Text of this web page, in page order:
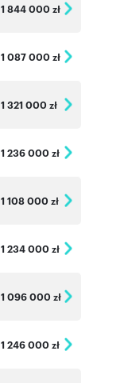
1 844 000 zł
1 087 000 zł
1 321 000 zł
1 236 000 zł
1 108 000 zł
1 234 000 zł
1 096 000 zł
1 246 000 zł